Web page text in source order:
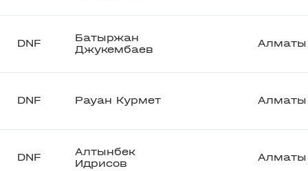
DNF
Батыржан
Джукембаев
Алматы
DNF Рауан Курмет Алматы
DNF
Алтынбек
Идрисов
Алматы